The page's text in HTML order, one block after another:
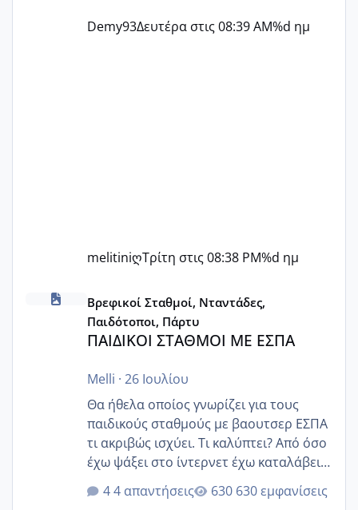
Demy93Δευτέρα στις 08:39 AM%d ημ
melitiniღΤρίτη στις 08:38 PM%d ημ
ΠΑΙΔΙΚΟΙ ΣΤΑΘΜΟΙ ΜΕ ΕΣΠΑ
Βρεφικοί Σταθμοί, Νταντάδες,
Παιδότοποι, Πάρτυ
ΠΑΙΔΙΚΟΙ ΣΤΑΘΜΟΙ ΜΕ ΕΣΠΑ
Melli · 26 Ιουλίου
Θα ήθελα οποίος γνωρίζει για τους
παιδικούς σταθμούς με βαουτσερ ΕΣΠΑ
τι ακριβώς ισχύει. Τι καλύπτει? Από όσο
έχω ψάξει στο ίντερνετ έχω καταλάβει
ότι το βαουτσερ καλύπτει όλα τα
δίδακτρα και τα τροφεια του ιδιωτικού
4 απαντήσεις 630 εμφανίσεις